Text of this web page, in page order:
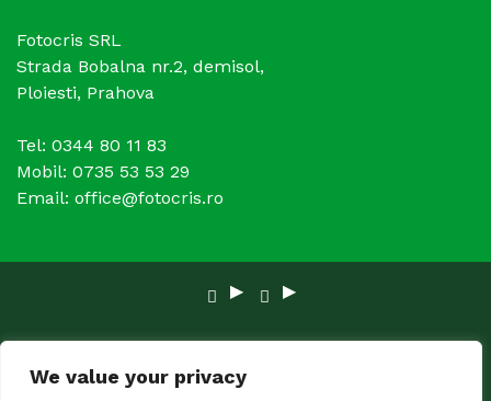
We value your privacy
Fotocris SRL
Strada Bobalna nr.2, demisol,
Ploiesti, Prahova
Tel: 0344 80 11 83
Mobil: 0735 53 53 29
Email: office@fotocris.ro